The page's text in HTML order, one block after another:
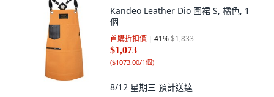
Kandeo Leather Dio 圍裙 S, 橘色, 1
個
首購折扣價 41%$1,833
$1,073
($1073.00/1個)
8/12 星期三 預計送達